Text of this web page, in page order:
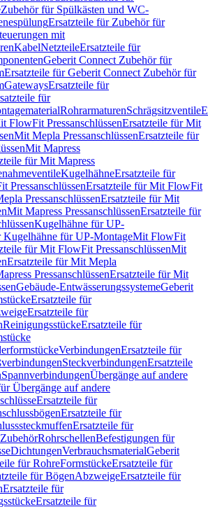
Zubehör für Spülkästen und WC-
Ersatzteile für Zubehör für
mit
KabelNetzteileErsatzteile für
Geberit Connect Zubehör für
Ersatzteile für Geberit Connect Zubehör für
GatewaysErsatzteile für
für
RohrarmaturenSchrägsitzventile
FlowFit PressanschlüssenErsatzteile für Mit
Mit Mepla PressanschlüssenErsatzteile für
Mit Mapress
für Mit Mapress
KugelhähneErsatzteile für
PressanschlüssenErsatzteile für Mit FlowFit
PressanschlüssenErsatzteile für Mit
Mit Mapress PressanschlüssenErsatzteile für
Kugelhähne für UP-
Kugelhähne für UP-MontageMit FlowFit
für Mit FlowFit PressanschlüssenMit
Ersatzteile für Mit Mepla
PressanschlüssenErsatzteile für Mit
Gebäude-EntwässerungssystemeGeberit
Ersatzteile für
Ersatzteile für
ReinigungsstückeErsatzteile für
VerbindungenErsatzteile für
SteckverbindungenErsatzteile
SpannverbindungenÜbergänge auf andere
Übergänge auf andere
Ersatzteile für
Ersatzteile für
Ersatzteile für
ZubehörRohrschellenBefestigungen für
DichtungenVerbrauchsmaterialGeberit
für RohreFormstückeErsatzteile für
für BögenAbzweigeErsatzteile für
Ersatzteile für
Ersatzteile für